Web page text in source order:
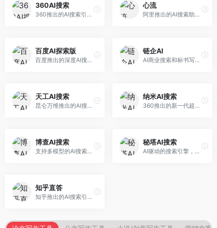
360AI搜索
360推出的AI搜索引擎，专注于安全智能搜索。面向普通用户，提供智能问答、网页搜索、内容整理等服务，安全防护能力强。
心流
阿里推出的AI搜索助手，专注于智能信息获取。面向普通用户，提供智能搜索、内容整理、知识问答等服务，与阿里生态深度整合。
百度AI探索版
百度推出的深度AI搜索引擎，整合百度知识图谱。面向中文用户，提供智能问答、知识探索、内容生成等服务，知识覆盖面广。
链企AI
AI商业搜索和标书写作工具，专注于企业服务场景。面向企业用户，提供商业信息搜索、标书生成、企业分析等服务，商业信息专业。
天工AI搜索
昆仑万维推出的AI搜索引擎，整合大模型与搜索能力。面向普通用户，提供智能问答、深度搜索、内容整理等服务，中文搜索体验好。
纳米AI搜索
360推出的新一代超级AI搜索，深度整合360搜索资源。面向普通用户，提供智能问答、多模态搜索、内容生成等服务，安全可靠。
博查AI搜索
支持多模型的AI搜索引擎，整合多种大模型能力。面向AI爱好者，提供多模型搜索、答案对比、深度分析等服务，模型选择灵活。
秘塔AI搜索
AI驱动的搜索引擎，专注于无广告直达结果。面向研究者和信息获取需求者，提供深度搜索、来源标注、答案整理等服务，搜索结果干净准确，信息可信度高。
知乎直答
知乎推出的AI搜索引擎，专注于知识问答场景。面向知识获取者，提供知乎内容搜索、智能问答、知识整理等服务，专业知识丰富。